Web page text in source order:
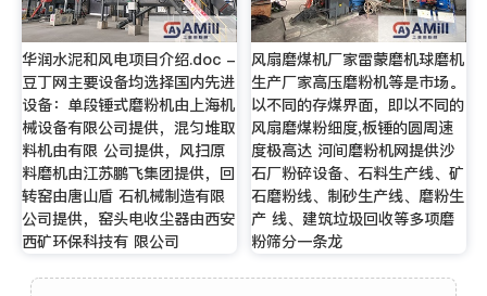
华润水泥和风电项目介绍.doc -
豆丁网主要设备均选择国内先进
设备：单段锤式磨粉机由上海机
械设备有限公司提供，混匀堆取
料机由有限 公司提供，风扫原
料磨机由江苏鹏飞集团提供，回
转窑由唐山盾 石机械制造有限
公司提供，窑头电收尘器由西安
西矿环保科技有 限公司
风扇磨煤机厂家雷蒙磨机球磨机
生产厂家高压磨粉机等是市场。
以不同的存煤界面，即以不同的
风扇磨煤粉细度,板锤的圆周速
度极高达 河间磨粉机网提供沙
石厂粉碎设备、石料生产线、矿
石磨粉线、制砂生产线、磨粉生
产 线、建筑垃圾回收等多项磨
粉筛分一条龙